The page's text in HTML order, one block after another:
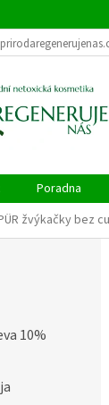
Poradna
žvýkačky bez
10%